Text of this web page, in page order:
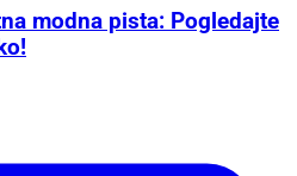
modna pista: Pogledajte